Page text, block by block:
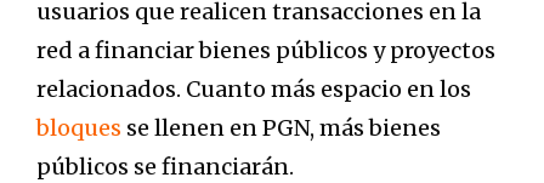
usuarios que realicen transacciones en la
red a financiar bienes públicos y proyectos
relacionados. Cuanto más espacio en los
bloques se llenen en PGN, más bienes
públicos se financiarán.